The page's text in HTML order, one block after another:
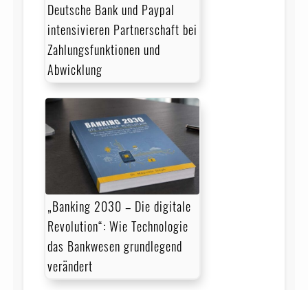
Deutsche Bank und Paypal
intensivieren Partnerschaft bei
Zahlungsfunktionen und
Abwicklung
„Banking 2030 – Die digitale
Revolution“: Wie Technologie
das Bankwesen grundlegend
verändert